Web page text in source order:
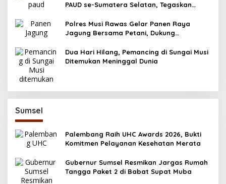
PAUD se-Sumatera Selatan, Tegaskan
Polres Musi Rawas Gelar Panen Raya
Jagung Bersama Petani, Dukung
Dua Hari Hilang, Pemancing di Sungai Musi
Ditemukan Meninggal Dunia
Sumsel
Palembang Raih UHC Awards 2026, Bukti
Komitmen Pelayanan Kesehatan Merata
Gubernur Sumsel Resmikan Jargas Rumah
Tangga Paket 2 di Babat Supat Muba